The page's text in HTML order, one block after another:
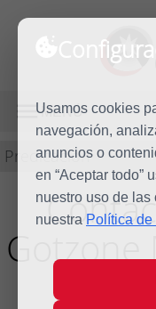
Usamos cookies
navegación,
anuncios o
en “Aceptar todo”
nuestro uso de las
nuestra Política
MENÚ
Predicación
Gotzone